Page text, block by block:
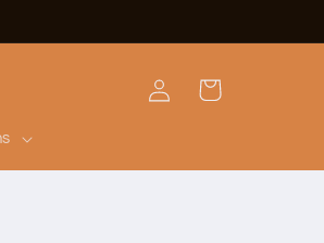
InloggenWinkelwagen